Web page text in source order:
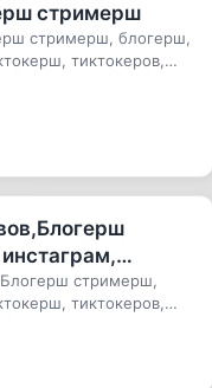
стримерш
стримерш, блогерш,
тиктокеров,
карнавал,
стримерш,
тиктокеров,